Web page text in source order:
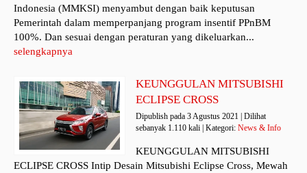
Indonesia (MMKSI) menyambut dengan baik keputusan
Pemerintah dalam memperpanjang program insentif PPnBM
100%. Dan sesuai dengan peraturan yang dikeluarkan...
selengkapnya
KEUNGGULAN MITSUBISHI
ECLIPSE CROSS
Dipublish pada 3 Agustus 2021 | Dilihat
sebanyak 1.110 kali | Kategori:News & Info
KEUNGGULAN MITSUBISHI
ECLIPSE CROSS Intip Desain Mitsubishi Eclipse Cross, Mewah